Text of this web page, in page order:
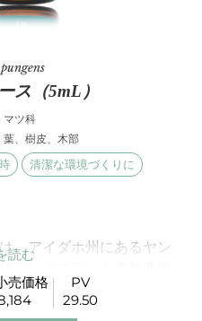
ス（5mL）
ツ科
葉、樹皮、木部
清潔な環境づくりに
、アイダホ州にあるヤン
ような香りの
売価格
PV
29.50